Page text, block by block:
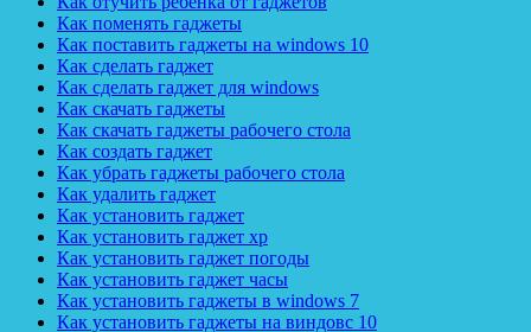
Как поменять гаджеты
Как поставить гаджеты на windows 10
Как сделать гаджет
Как сделать гаджет для windows
Как скачать гаджеты
Как скачать гаджеты рабочего стола
Как создать гаджет
Как убрать гаджеты рабочего стола
Как удалить гаджет
Как установить гаджет
Как установить гаджет xp
Как установить гаджет погоды
Как установить гаджет часы
Как установить гаджеты в windows 7
Как установить гаджеты на виндовс 10